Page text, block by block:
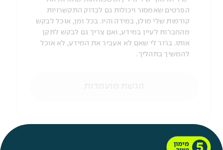
הפרטים שאמסור ויכולות גם לבדוק התקשרויות
קודמות שלי מולן, במידה והיו. בכל זמן, אוכל לבקש
מהחברות לעיין במידע, ואם צריך גם לבקש לתקן
אותו. ברור לי שאם לא אעביר את המידע, לא אוכל
להמשיך בתהליך.